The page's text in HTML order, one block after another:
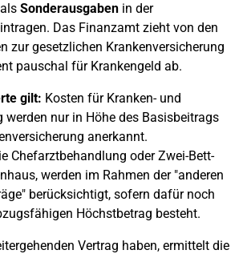
Sonderausgaben in der
Das Finanzamt zieht von den
zur gesetzlichen Krankenversicherung
pauschal für Krankengeld ab.
gilt: Kosten für Kranken- und
werden nur in Höhe des Basisbeitrags
anerkannt.
Chefarztbehandlung oder Zwei-Bett-
werden im Rahmen der "anderen
berücksichtigt, sofern dafür noch
Höchstbetrag besteht.
Vertrag haben, ermittelt die